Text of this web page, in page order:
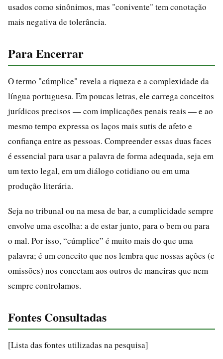
usados como sinônimos, mas "conivente" tem conotação
mais negativa de tolerância.
Para Encerrar
O termo "cúmplice" revela a riqueza e a complexidade da
língua portuguesa. Em poucas letras, ele carrega conceitos
jurídicos precisos — com implicações penais reais — e ao
mesmo tempo expressa os laços mais sutis de afeto e
confiança entre as pessoas. Compreender essas duas faces
é essencial para usar a palavra de forma adequada, seja em
um texto legal, em um diálogo cotidiano ou em uma
produção literária.
Seja no tribunal ou na mesa de bar, a cumplicidade sempre
envolve uma escolha: a de estar junto, para o bem ou para
o mal. Por isso, “cúmplice” é muito mais do que uma
palavra; é um conceito que nos lembra que nossas ações (e
omissões) nos conectam aos outros de maneiras que nem
sempre controlamos.
Fontes Consultadas
[Lista das fontes utilizadas na pesquisa]